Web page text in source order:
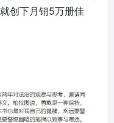
创下月销5万册佳